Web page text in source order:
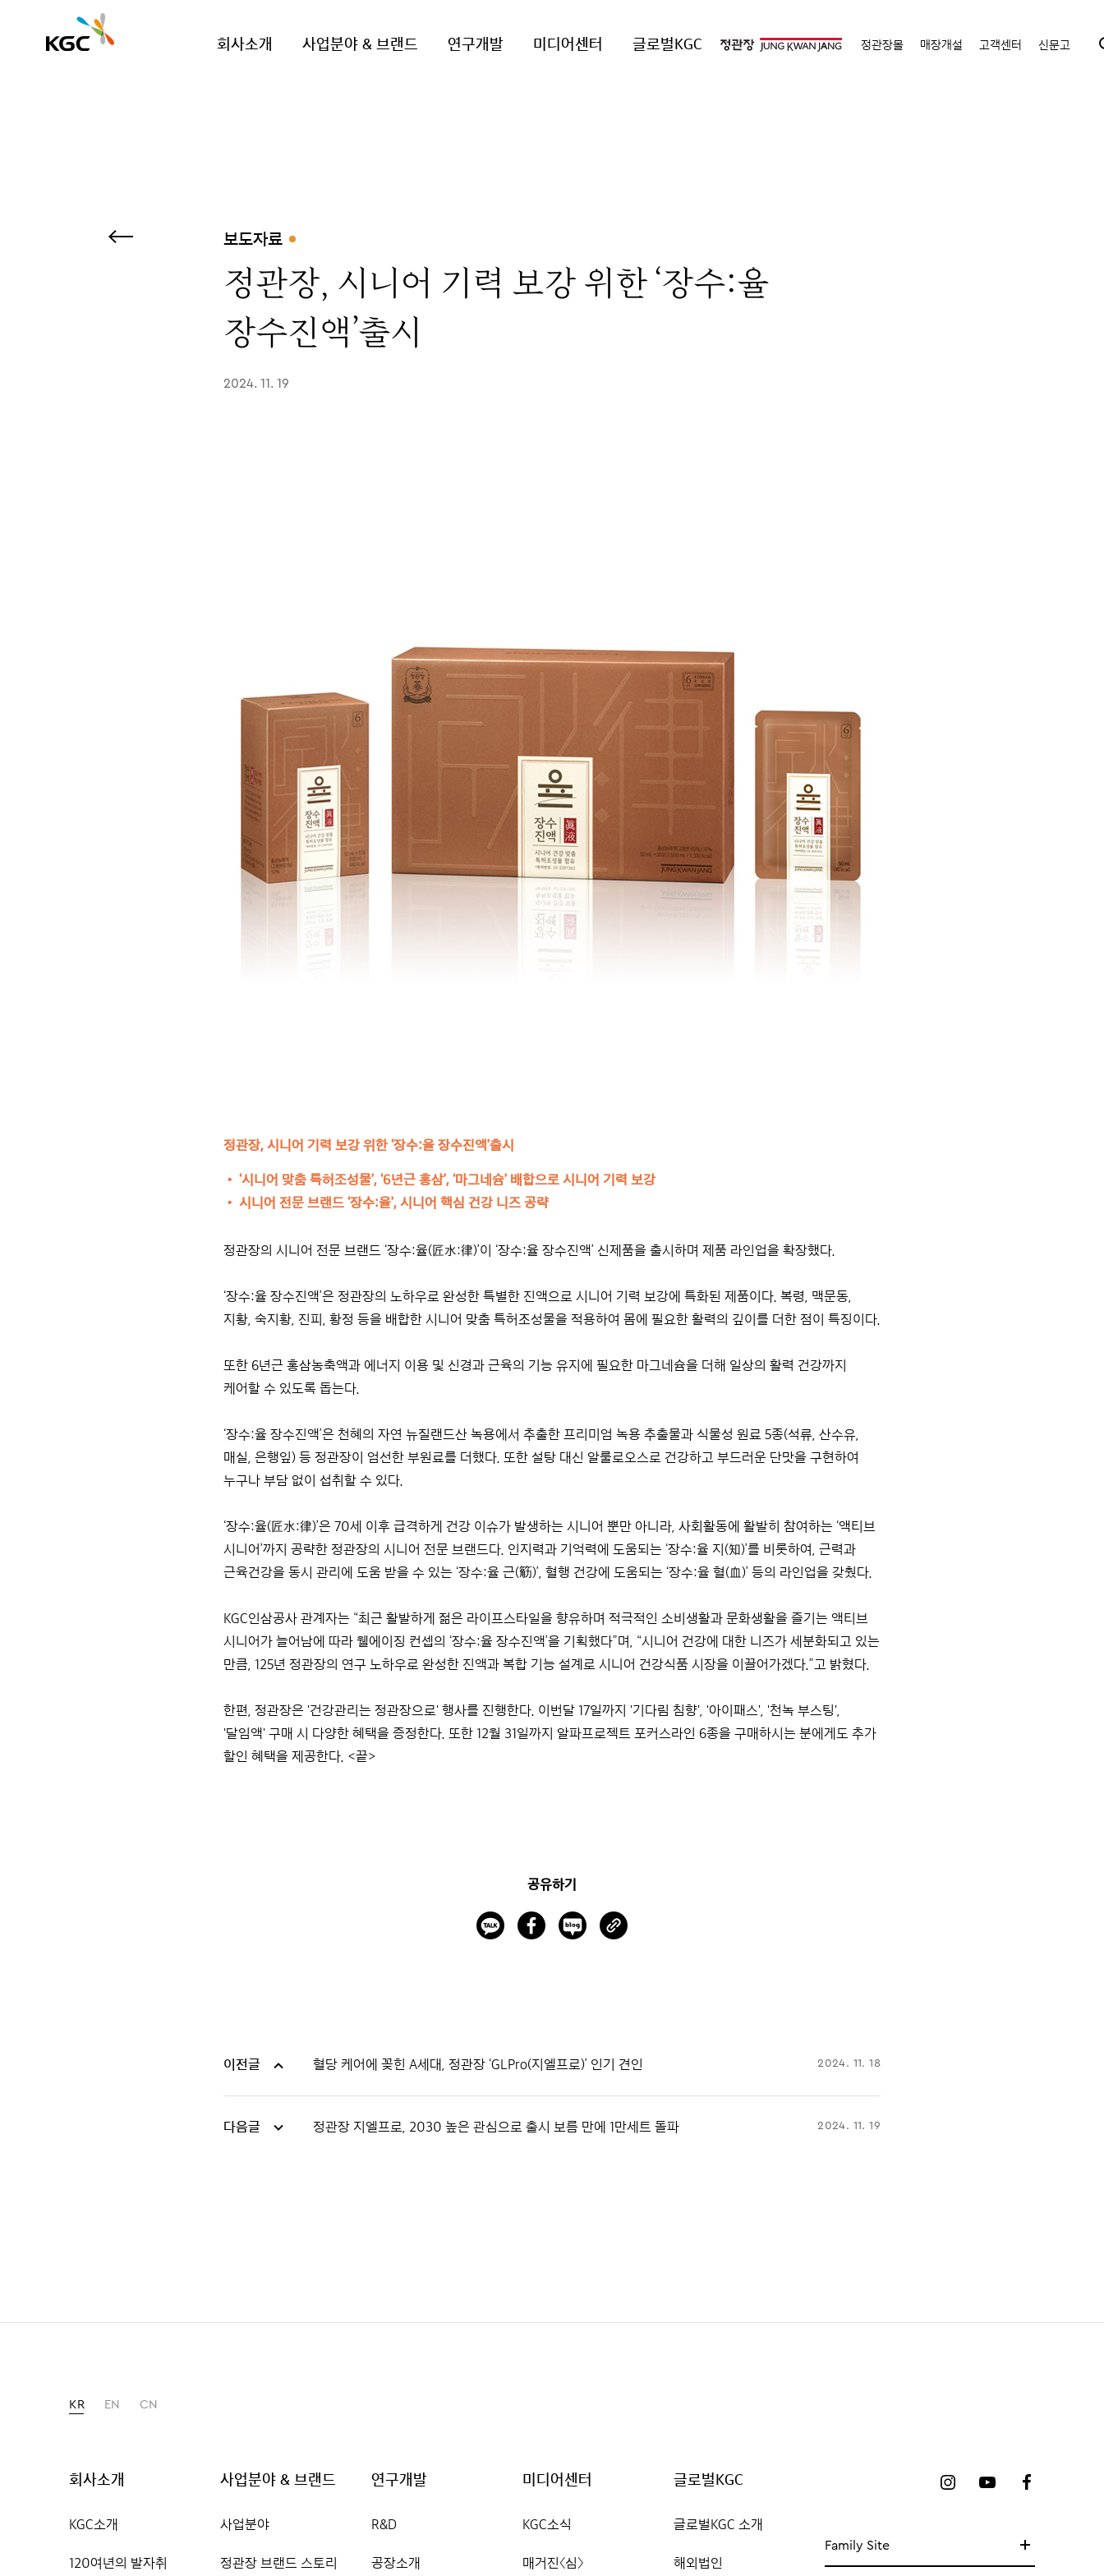
회사소개 사업분야 & 브랜드 연구개발 미디어센터 글로벌KGC 정관장몰 매장개설 고객센터 신문고
보도자료
정관장, 시니어 기력 보강 위한 ‘장수:율
장수진액’출시
2024. 11. 19
정관장, 시니어 기력 보강 위한 ‘장수:율 장수진액’출시
• ‘시니어 맞춤 특허조성물’, ‘6년근 홍삼’, ‘마그네슘’ 배합으로 시니어 기력 보강
• 시니어 전문 브랜드 ‘장수:율’, 시니어 핵심 건강 니즈 공략
정관장의 시니어 전문 브랜드 ‘장수:율(匠水:律)’이 ‘장수:율 장수진액’ 신제품을 출시하며 제품 라인업을 확장했다.
‘장수:율 장수진액’은 정관장의 노하우로 완성한 특별한 진액으로 시니어 기력 보강에 특화된 제품이다. 복령, 맥문동,
지황, 숙지황, 진피, 황정 등을 배합한 시니어 맞춤 특허조성물을 적용하여 몸에 필요한 활력의 깊이를 더한 점이 특징이다.
또한 6년근 홍삼농축액과 에너지 이용 및 신경과 근육의 기능 유지에 필요한 마그네슘을 더해 일상의 활력 건강까지
케어할 수 있도록 돕는다.
‘장수:율 장수진액’은 천혜의 자연 뉴질랜드산 녹용에서 추출한 프리미엄 녹용 추출물과 식물성 원료 5종(석류, 산수유,
매실, 은행잎) 등 정관장이 엄선한 부원료를 더했다. 또한 설탕 대신 알룰로오스로 건강하고 부드러운 단맛을 구현하여
누구나 부담 없이 섭취할 수 있다.
‘장수:율(匠水:律)’은 70세 이후 급격하게 건강 이슈가 발생하는 시니어 뿐만 아니라, 사회활동에 활발히 참여하는 ‘액티브
시니어’까지 공략한 정관장의 시니어 전문 브랜드다. 인지력과 기억력에 도움되는 ‘장수:율 지(知)’를 비롯하여, 근력과
근육건강을 동시 관리에 도움 받을 수 있는 ‘장수:율 근(䈥)’, 혈행 건강에 도움되는 ‘장수:율 혈(血)’ 등의 라인업을 갖췄다.
KGC인삼공사 관계자는 “최근 활발하게 젊은 라이프스타일을 향유하며 적극적인 소비생활과 문화생활을 즐기는 액티브
시니어가 늘어남에 따라 웰에이징 컨셉의 ‘장수:율 장수진액’을 기획했다”며, “시니어 건강에 대한 니즈가 세분화되고 있는
만큼, 125년 정관장의 연구 노하우로 완성한 진액과 복합 기능 설계로 시니어 건강식품 시장을 이끌어가겠다.”고 밝혔다.
한편, 정관장은 '건강관리는 정관장으로' 행사를 진행한다. 이번달 17일까지 '기다림 침향', '아이패스', '천녹 부스팅',
'달임액' 구매 시 다양한 혜택을 증정한다. 또한 12월 31일까지 알파프로젝트 포커스라인 6종을 구매하시는 분에게도 추가
할인 혜택을 제공한다. <끝>
공유하기
이전글 혈당 케어에 꽂힌 A세대, 정관장 ‘GLPro(지엘프로)’ 인기 견인 2024. 11. 18
다음글 정관장 지엘프로, 2030 높은 관심으로 출시 보름 만에 1만세트 돌파 2024. 11. 19
KR EN CN
회사소개
KGC소개
120여년의 발자취
사업분야 & 브랜드
사업분야
정관장 브랜드 스토리
연구개발
R&D
공장소개
미디어센터
KGC소식
매거진〈심〉
글로벌KGC
글로벌KGC 소개
해외법인
Family Site